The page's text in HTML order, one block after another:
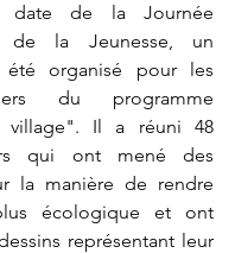
date de la Journée
de la Jeunesse, un
été organisé pour les
du programme
village". Il a réuni 48
qui ont mené des
la manière de rendre
écologique et ont
représentant leur